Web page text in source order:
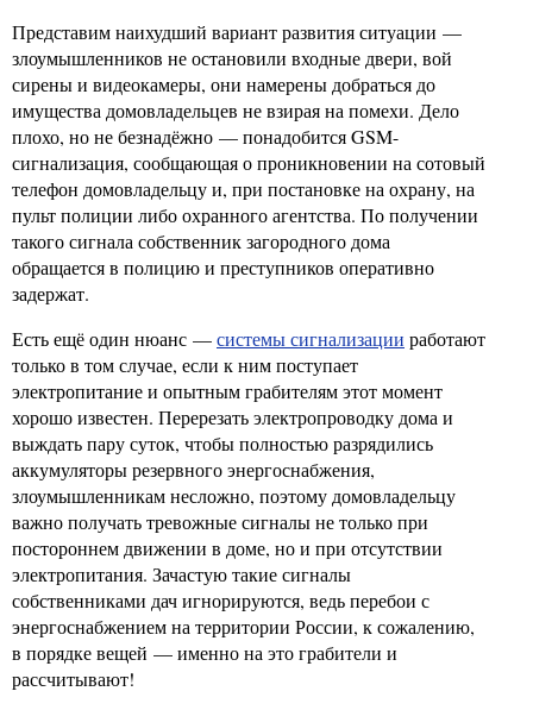
Представим наихудший вариант развития ситуации —
злоумышленников не остановили входные двери, вой
сирены и видеокамеры, они намерены добраться до
имущества домовладельцев не взирая на помехи. Дело
плохо, но не безнадёжно — понадобится GSM-
сигнализация, сообщающая о проникновении на сотовый
телефон домовладельцу и, при постановке на охрану, на
пульт полиции либо охранного агентства. По получении
такого сигнала собственник загородного дома
обращается в полицию и преступников оперативно
задержат.
Есть ещё один нюанс —системы сигнализации работают
только в том случае, если к ним поступает
электропитание и опытным грабителям этот момент
хорошо известен. Перерезать электропроводку дома и
выждать пару суток, чтобы полностью разрядились
аккумуляторы резервного энергоснабжения,
злоумышленникам несложно, поэтому домовладельцу
важно получать тревожные сигналы не только при
постороннем движении в доме, но и при отсутствии
электропитания. Зачастую такие сигналы
собственниками дач игнорируются, ведь перебои с
энергоснабжением на территории России, к сожалению,
в порядке вещей — именно на это грабители и
рассчитывают!